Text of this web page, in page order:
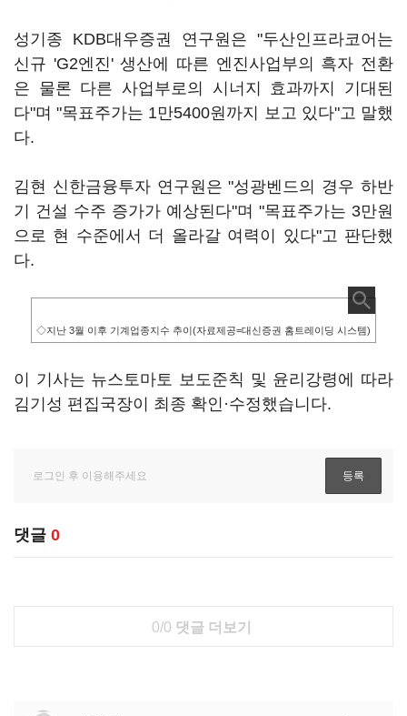
성기종 KDB대우증권 연구원은 "두산인프라코어는
신규 'G2엔진' 생산에 따른 엔진사업부의 흑자 전환
은 물론 다른 사업부로의 시너지 효과까지 기대된
다"며 "목표주가는 1만5400원까지 보고 있다"고 말했
다.
김현 신한금융투자 연구원은 "성광벤드의 경우 하반
기 건설 수주 증가가 예상된다"며 "목표주가는 3만원
으로 현 수준에서 더 올라갈 여력이 있다"고 판단했
다.
◇지난 3월 이후 기계업종지수 추이(자료제공=대신증권 홈트레이딩 시스템)
이 기사는 뉴스토마토 보도준칙 및 윤리강령에 따라
김기성 편집국장이 최종 확인·수정했습니다.
댓글 0
0/0 댓글 더보기